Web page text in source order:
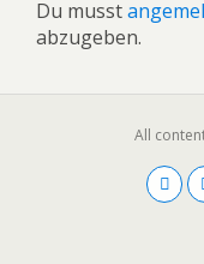
Du musst
abzugeben.
All